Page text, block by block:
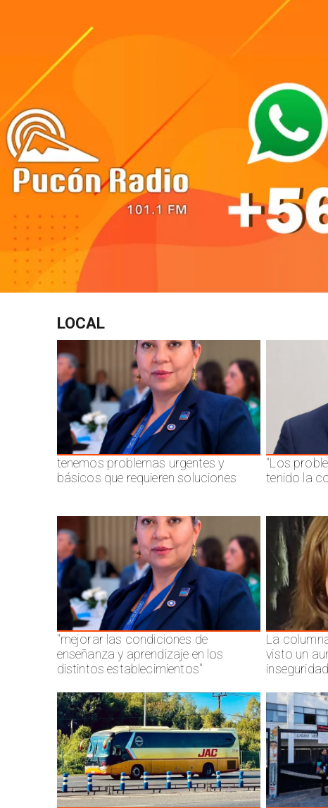
LOCAL
tenemos problemas urgentes y
básicos que requieren soluciones
"Los
tenido la
"mejorar las condiciones de
enseñanza y aprendizaje en los
distintos establecimientos"
La
visto un